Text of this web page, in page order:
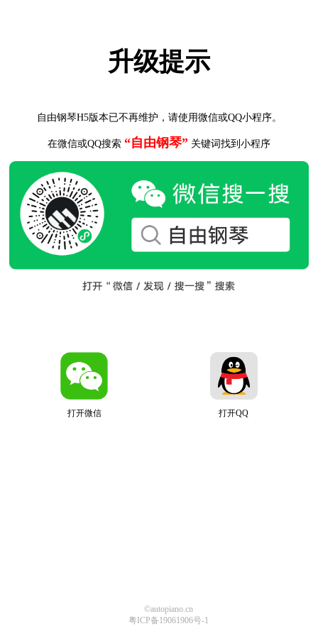
升级提示
自由钢琴H5版本已不再维护，请使用微信或QQ小程序。
在微信或QQ搜索 “自由钢琴” 关键词找到小程序
打开微信 打开QQ
©autopiano.cn
粤ICP备19061906号-1